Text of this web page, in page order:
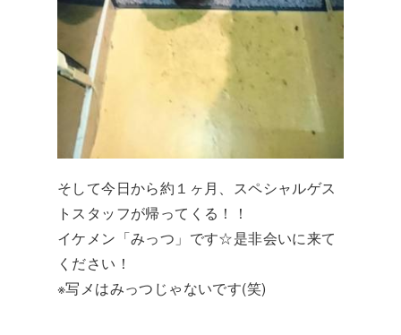
そして今日から約１ヶ月、スペシャルゲス
トスタッフが帰ってくる！！
イケメン「みっつ」です☆是非会いに来て
ください！
※写メはみっつじゃないです(笑)